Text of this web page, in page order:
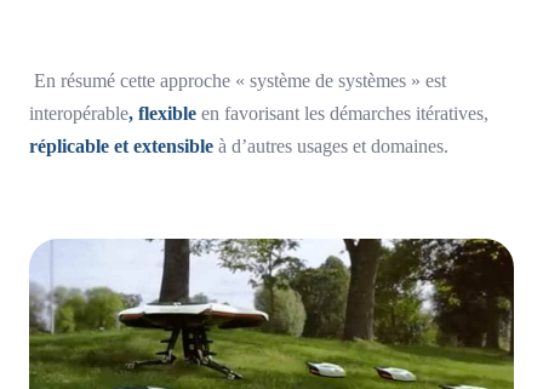
En résumé cette approche « système de systèmes » est
interopérable, flexible en favorisant les démarches itératives,
réplicable et extensible à d’autres usages et domaines.